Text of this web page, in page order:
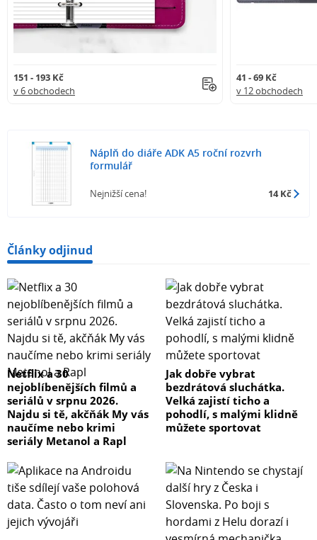
151 - 193 Kč
v 6 obchodech
41 - 69 Kč
v 12 obchodech
Náplň do diáře ADK A5 roční rozvrh
formulář
Nejnižší cena! 14 Kč
Články odjinud
Netflix a 30
nejoblíbenějších filmů a
seriálů v srpnu 2026.
Najdu si tě, akčňák My vás
naučíme nebo krimi
seriály Metanol a Rapl
Jak dobře vybrat
bezdrátová sluchátka.
Velká zajistí ticho a
pohodlí, s malými klidně
můžete sportovat